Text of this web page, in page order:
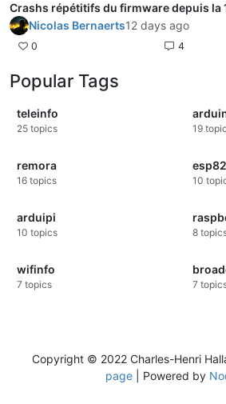
Crashs répétitifs du firmware depuis la
Nicolas Bernaerts12 days ago
0 4
Popular Tags
teleinfo
25 topics 19
remora
16 topics 10
arduipi
10 topics 8
wifinfo
7 topics 7
Copyright © 2022 Charles-Henri
page | Powered by